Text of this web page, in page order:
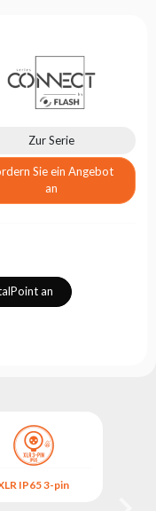
Zur Serie
Sie ein Angebot
an
an
IP65 3-pin